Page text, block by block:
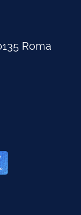
Roma